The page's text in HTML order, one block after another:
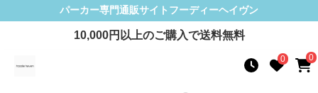
パーカー専門通販サイト フーディーヘイヴン
10,000円以上のご購入で送料無料
0 0